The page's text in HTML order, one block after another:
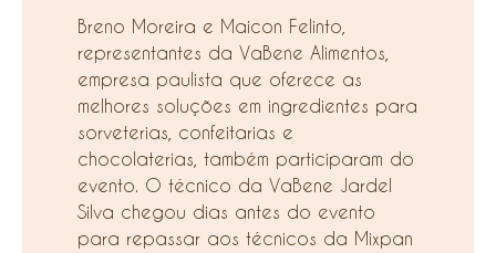
Breno Moreira e Maicon Felinto,
representantes da VaBene Alimentos,
empresa paulista que oferece as
melhores soluções em ingredientes para
sorveterias, confeitarias e
chocolaterias, também participaram do
evento. O técnico da VaBene Jardel
Silva chegou dias antes do evento
para repassar aos técnicos da Mixpan